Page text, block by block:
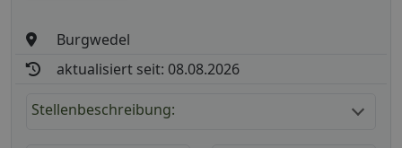
Burgwedel
aktualisiert seit: 08.08.2026
Stellenbeschreibung: